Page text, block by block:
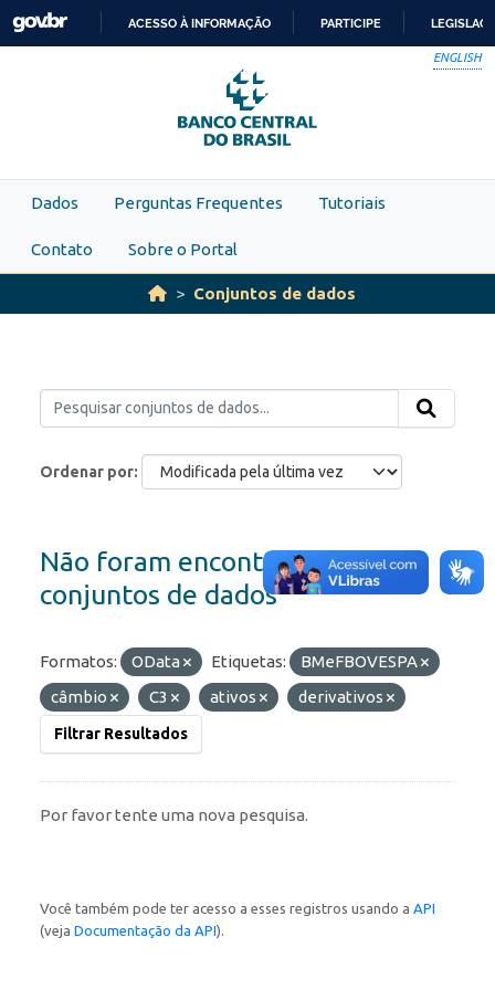
Skip to main content
PARA
O
CONTEÚDO
ACESSO À INFORMAÇÃO PARTICIPE
ENGLISH
Dados Perguntas Frequentes Tutoriais
Contato Sobre o Portal
Conjuntos de dados
Ordenar por
Não foram encontrados
conjuntos de dados
Formatos: OData Etiquetas:
BMeFBOVESPA
câmbio
C3 ativos derivativos
Filtrar Resultados
Por favor tente uma nova pesquisa.
Você também pode ter acesso a esses registros usando a API
(veja Documentação da API).